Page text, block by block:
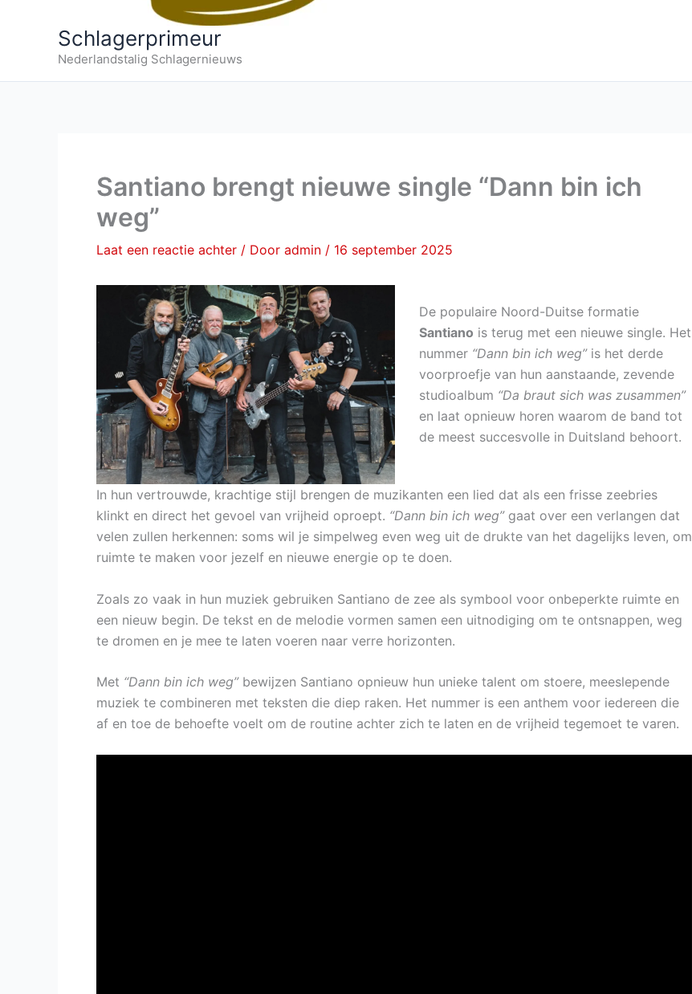
Schlagerprimeur
Nederlandstalig Schlagernieuws
Santiano brengt nieuwe single “Dann bin ich
weg”
Laat een reactie achter / Door admin / 16 september 2025
De populaire Noord-Duitse formatie
Santiano is terug met een nieuwe single. Het
nummer “Dann bin ich weg”is het derde
voorproefje van hun aanstaande, zevende
studioalbum “Da braut sich was zusammen”
en laat opnieuw horen waarom de band tot
de meest succesvolle in Duitsland behoort.
In hun vertrouwde, krachtige stijl brengen de muzikanten een lied dat als een frisse zeebries
klinkt en direct het gevoel van vrijheid oproept. “Dann bin ich weg”gaat over een verlangen dat
velen zullen herkennen: soms wil je simpelweg even weg uit de drukte van het dagelijks leven, om
ruimte te maken voor jezelf en nieuwe energie op te doen.
Zoals zo vaak in hun muziek gebruiken Santiano de zee als symbool voor onbeperkte ruimte en
een nieuw begin. De tekst en de melodie vormen samen een uitnodiging om te ontsnappen, weg
te dromen en je mee te laten voeren naar verre horizonten.
Met “Dann bin ich weg”bewijzen Santiano opnieuw hun unieke talent om stoere, meeslepende
muziek te combineren met teksten die diep raken. Het nummer is een anthem voor iedereen die
af en toe de behoefte voelt om de routine achter zich te laten en de vrijheid tegemoet te varen.